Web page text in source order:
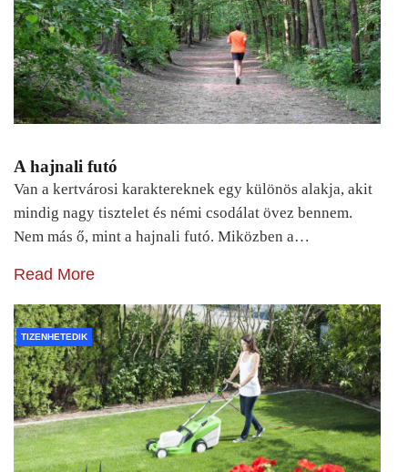
A hajnali futó
Van a kertvárosi karaktereknek egy különös alakja, akit
mindig nagy tisztelet és némi csodálat övez bennem.
Nem más ő, mint a hajnali futó. Miközben a…
Read More
TIZENHETEDIK